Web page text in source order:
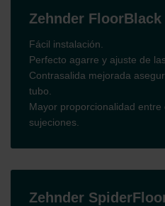
Zehnder FloorBlack
Fácil instalación.
Perfecto agarre y ajuste de
Contrasalida mejorada
tubo.
Mayor proporcionalidad
sujeciones.
Zehnder